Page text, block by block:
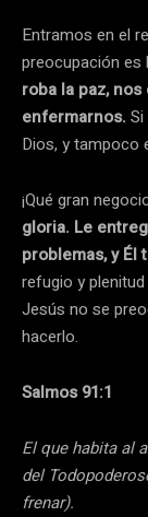
Entramos en el
preocupación es
roba la paz,
enfermarnos.
Dios, y tampoco
¡Qué gran
gloria. Le
problemas, y Él
refugio y
Jesús no se
hacerlo.
Salmos 91:1
El que habita al
del
frenar).